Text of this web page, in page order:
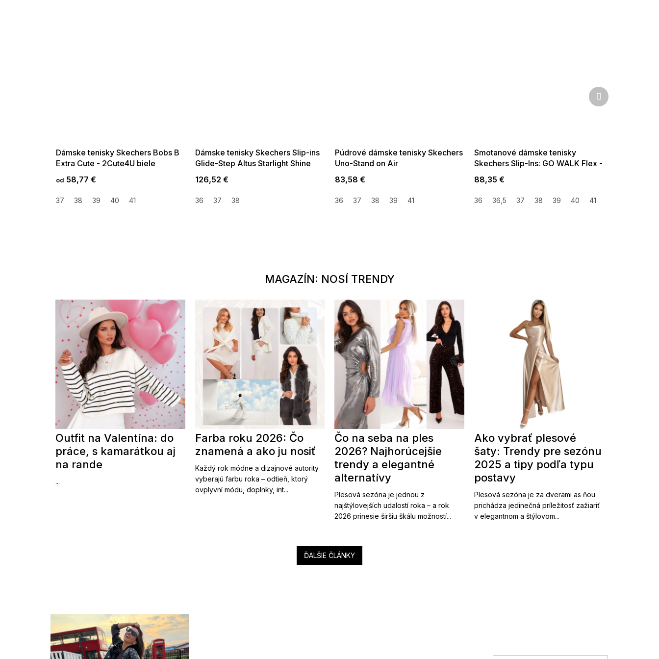
Dámske tenisky Skechers Bobs B
Extra Cute - 2Cute4U biele
od 58,77 €
37 38 39 40 41
Dámske tenisky Skechers Slip-ins
Glide-Step Altus Starlight Shine
126,52 €
36 37 38
Púdrové dámske tenisky Skechers
Uno-Stand on Air
83,58 €
36 37 38 39 41
Smotanové dámske tenisky
Skechers Slip-Ins: GO WALK Flex -
88,35 €
36 36,5 37 38 39 40 41
Ďalší
produkt
MAGAZÍN: NOSÍ TRENDY
Outfit na Valentína: do
práce, s kamarátkou aj
na rande
...
Farba roku 2026: Čo
znamená a ako ju nosiť
Každý rok módne a dizajnové autority
vyberajú farbu roka – odtieň, ktorý
ovplyvní módu, doplnky, int...
Čo na seba na ples
2026? Najhorúcejšie
trendy a elegantné
alternatívy
Plesová sezóna je jednou z
najštýlovejších udalostí roka – a rok
2026 prinesie širšiu škálu možností...
Ako vybrať plesové
šaty: Trendy pre sezónu
2025 a tipy podľa typu
postavy
Plesová sezóna je za dverami as ňou
prichádza jedinečná príležitosť zažiariť
v elegantnom a štýlovom...
ĎALŠIE ČLÁNKY